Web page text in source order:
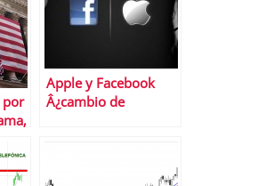
por
Apple y Facebook
Â¿cambio de